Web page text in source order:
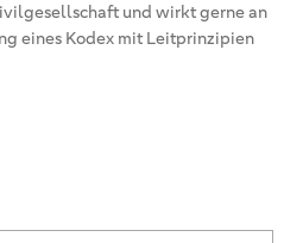
und wirkt gerne an
eines Kodex mit Leitprinzipien